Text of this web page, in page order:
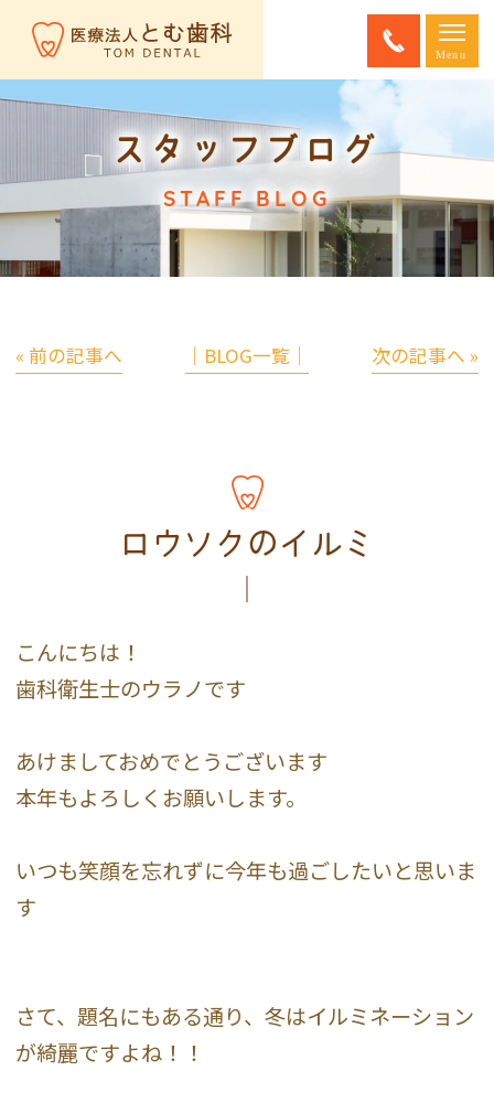
スタッフブログ
STAFF BLOG
« 前の記事へ │BLOG一覧│ 次の記事へ »
ロウソクのイルミ
こんにちは！
歯科衛生士のウラノです
あけましておめでとうございます
本年もよろしくお願いします。
いつも笑顔を忘れずに今年も過ごしたいと思いま
す
さて、題名にもある通り、冬はイルミネーション
が綺麗ですよね！！